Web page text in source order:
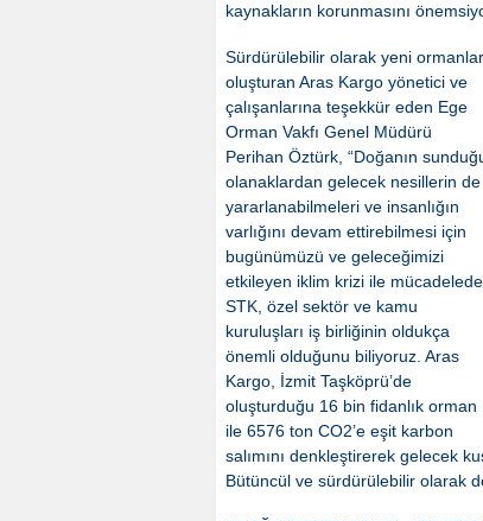
kaynakların korunmasını
Sürdürülebilir olarak yeni ormanlar
oluşturan Aras Kargo yönetici ve
çalışanlarına teşekkür eden Ege
Orman Vakfı Genel Müdürü
Perihan Öztürk, “Doğanın
olanaklardan gelecek nesillerin de
yararlanabilmeleri ve insanlığın
varlığını devam ettirebilmesi için
bugünümüzü ve geleceğimizi
etkileyen iklim krizi ile mücadelede
STK, özel sektör ve kamu
kuruluşları iş birliğinin oldukça
önemli olduğunu biliyoruz. Aras
Kargo, İzmit Taşköprü’de
oluşturduğu 16 bin fidanlık orman
ile 6576 ton CO2’e eşit karbon
salımını denkleştirerek gelecek
Bütüncül ve sürdürülebilir olarak